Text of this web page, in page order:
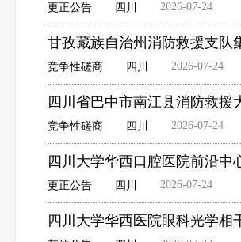
更正公告 四川 2026-07-24
甘孜藏族自治州消防救援支队
竞争性磋商 四川 2026-07-24
四川省巴中市南江县消防救援
竞争性磋商 四川 2026-07-24
四川大学华西口腔医院前沿
更正公告 四川 2026-07-24
四川大学华西医院眼科光学